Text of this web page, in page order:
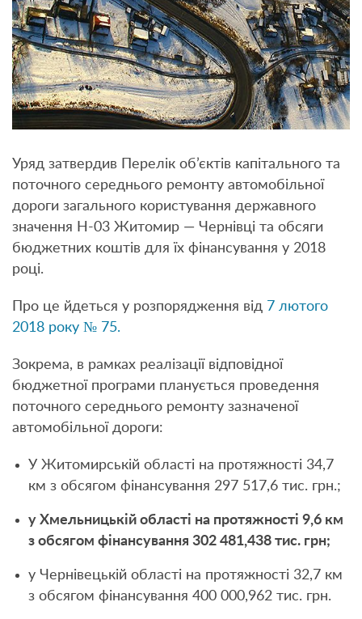
Уряд затвердив Перелік об’єктів капітального та
поточного середнього ремонту автомобільної
дороги загального користування державного
значення Н-03 Житомир — Чернівці та обсяги
бюджетних коштів для їх фінансування у 2018
році.
Про це йдеться у розпорядження від 7 лютого
2018 року № 75.
Зокрема, в рамках реалізації відповідної
бюджетної програми планується проведення
поточного середнього ремонту зазначеної
автомобільної дороги:
У Житомирській області на протяжності 34,7
км з обсягом фінансування 297 517,6 тис. грн.;
у Хмельницькій області на протяжності 9,6 км
з обсягом фінансування 302 481,438 тис. грн;
у Чернівецькій області на протяжності 32,7 км
з обсягом фінансування 400 000,962 тис. грн.